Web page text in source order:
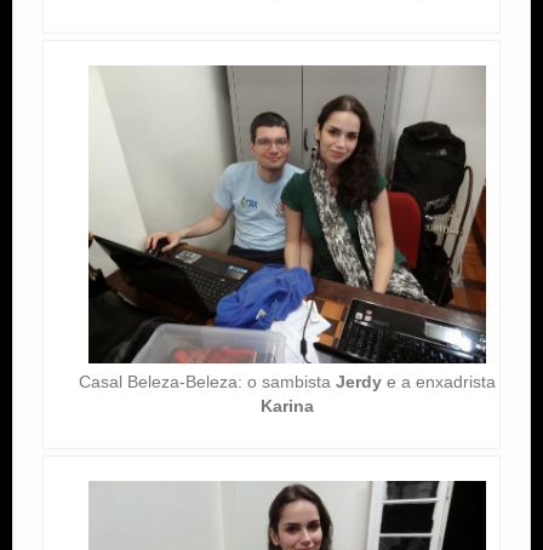
Casal Beleza-Beleza: o sambista Jerdye a enxadrista
Karina